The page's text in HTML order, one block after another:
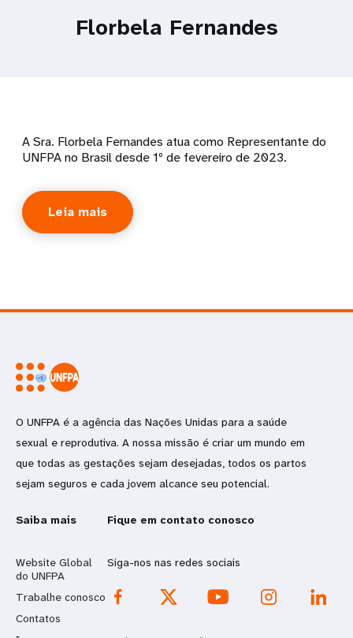
Florbela Fernandes
A Sra. Florbela Fernandes atua como Representante do
UNFPA no Brasil desde 1º de fevereiro de 2023.
Leia mais
O UNFPA é a agência das Nações Unidas para a saúde
sexual e reprodutiva. A nossa missão é criar um mundo em
que todas as gestações sejam desejadas, todos os partos
sejam seguros e cada jovem alcance seu potencial.
Saiba mais
Website Global
do UNFPA
Trabalhe conosco
Contatos
Fique em contato conosco
Siga-nos nas redes sociais